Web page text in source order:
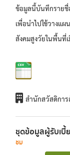
ข้อมูลนี้บันทึกรายชื่
เพื่อนำไปใช้วางแ
สังคมสูงวัยในพื้นที่
สำนักสวัสดิกา
ชุดข้อมูลผู้รับเบี้
ชม